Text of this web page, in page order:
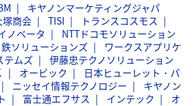
キヤノンマーケティングジャパ
塚商会 TISI
トランスコスモス
ノベータ
NTTドコモソリューション
鉄ソリューションズ
ワークスアプリケ
テムズ
伊藤忠テクノソリューション
オービック
日本ヒューレット・パ
ニッセイ情報テクノロジー
キヤノン
富士通エフサス インテック
オ